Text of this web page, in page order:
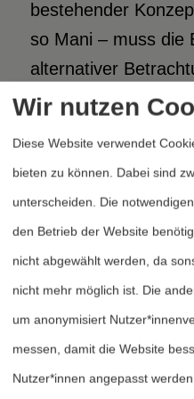
bestehender
so Mani – muss die
alternativer
welche
in Wissenschaft und
plädierte für eine
mit einzelnen
Wissenschaft und
Wir nutzen
Diese Website verwendet
bieten zu können. Dabei sind
unterscheiden. Die
den Betrieb der Website
nicht abgewählt werden, da
nicht mehr möglich ist. Die
um anonymisiert
messen, damit die Website
Nutzer*innen angepasst